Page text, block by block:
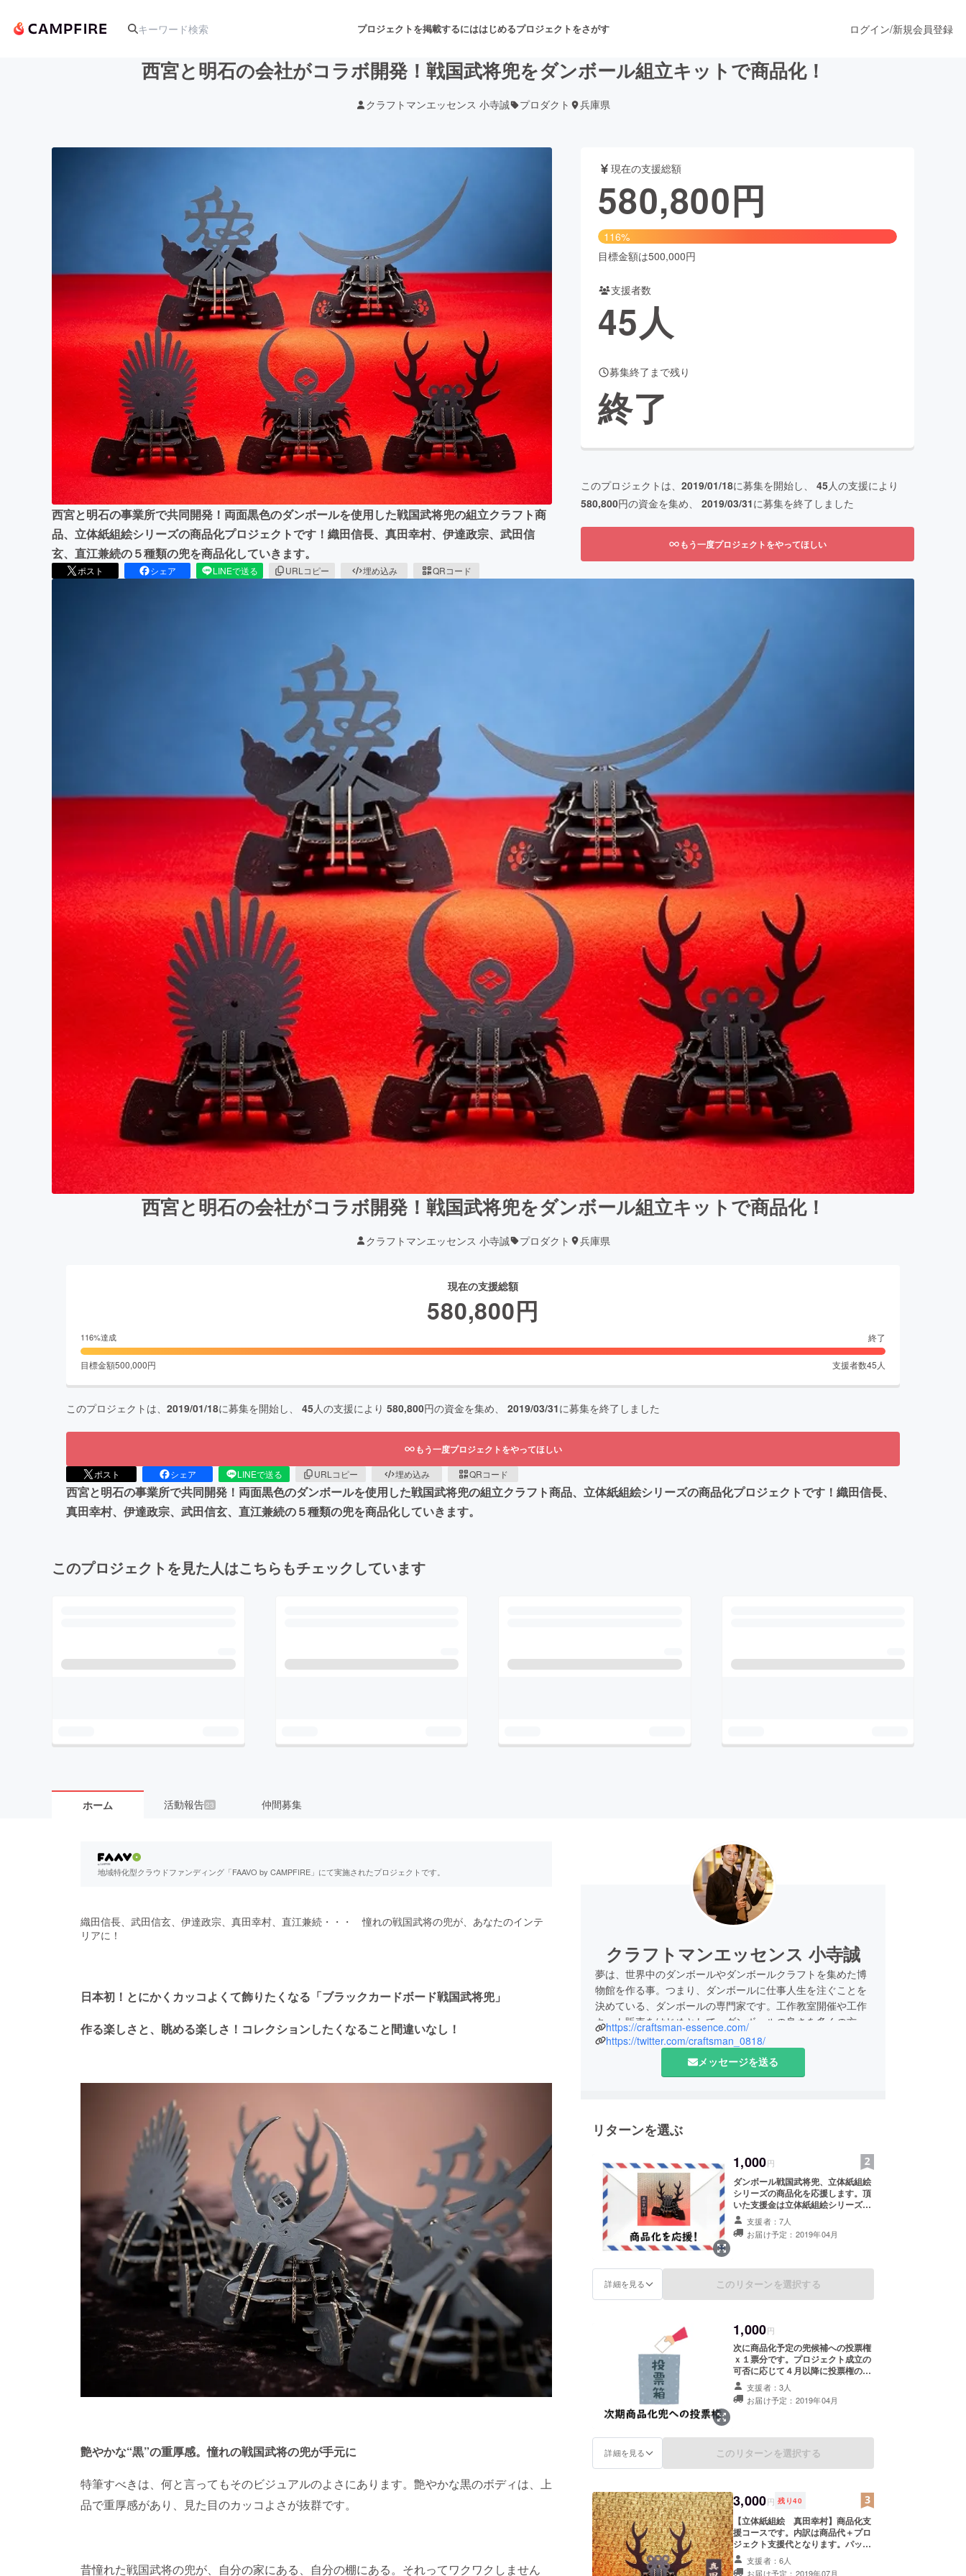
プロジェクトを掲載するにははじめるプロジェクトをさがす
舞台・パフォーマンス
テクノロジー・ガジェット ゲーム・サービス開発 ファッション
映像・映画 書籍・雑誌出版
ビジネス・起業 チャレンジ ビューティー・ヘルスケア
まちづくり・地域活性化
CAMPFIRE for Social Good
CAMPFIREふるさと納税machi-ya
ログイン/新規会員登録
西宮と明石の会社がコラボ開発！戦国武将兜をダンボール組立キットで商品化！
クラフトマンエッセンス 小寺誠 プロダクト 兵庫県
西宮と明石の事業所で共同開発！両面黒色のダンボールを使用した戦国武将兜の組立クラフト商
品、立体紙組絵シリーズの商品化プロジェクトです！織田信長、真田幸村、伊達政宗、武田信
玄、直江兼続の５種類の兜を商品化していきます。
ポスト シェア LINEで送る URLコピー 埋め込み QRコード
現在の支援総額
580,800円
116%
目標金額は500,000円
支援者数
45人
募集終了まで残り
終了
このプロジェクトは、 2019/01/18に募集を開始し、 45人の支援により
580,800円の資金を集め、 2019/03/31に募集を終了しました
もう一度プロジェクトをやってほしい
西宮と明石の会社がコラボ開発！戦国武将兜をダンボール組立キットで商品化！
クラフトマンエッセンス 小寺誠 プロダクト 兵庫県
現在の支援総額
580,800円
116%達成 終了
目標金額500,000円 支援者数45 人
このプロジェクトは、 2019/01/18に募集を開始し、 45人の支援により 580,800円の資金を集め、 2019/03/31に募集を終了しました
もう一度プロジェクトをやってほしい
ポスト シェア LINEで送る URLコピー 埋め込み QRコード
西宮と明石の事業所で共同開発！両面黒色のダンボールを使用した戦国武将兜の組立クラフト商品、立体紙組絵シリーズの商品化プロジェクトです！織田信長、
真田幸村、伊達政宗、武田信玄、直江兼続の５種類の兜を商品化していきます。
このプロジェクトを見た人はこちらもチェックしています
ホーム 活動報告23 仲間募集
地域特化型クラウドファンディング「FAAVO by CAMPFIRE」にて実施されたプロジェクトです。
織田信長、武田信玄、伊達政宗、真田幸村、直江兼続・・・ 憧れの戦国武将の兜が、あなたのインテ
リアに！
日本初！とにかくカッコよくて飾りたくなる「ブラックカードボード戦国武将兜」
作る楽しさと、眺める楽しさ！コレクションしたくなること間違いなし！
艶やかな“黒”の重厚感。憧れの戦国武将の兜が手元に
特筆すべきは、何と言ってもそのビジュアルのよさにあります。艶やかな黒のボディは、上
品で重厚感があり、見た目のカッコよさが抜群です。
昔憧れた戦国武将の兜が、自分の家にある、自分の棚にある。それってワクワクしません
クラフトマンエッセンス 小寺誠
夢は、世界中のダンボールやダンボールクラフトを集めた博
物館を作る事。つまり、ダンボールに仕事人生を注ぐことを
決めている、ダンボールの専門家です。工作教室開催や工作
キット販売をはじめとして、ダンボールの良さを多くの方に
知ってもらい、新たな視点で物事を見てもらったり、体験し
てもらうことを提供しています。
https://craftsman-essence.com/
https://twitter.com/craftsman_0818/
メッセージを送る
リターンを選ぶ
1,000円
ダンボール戦国武将兜、立体紙組絵
シリーズの商品化を応援します。頂
いた支援金は立体紙組絵シリーズの
商品化を中心に使用します。リター
ンとして御礼のメッセージ（E-mail
予定）を送らせて頂きます。上乗せ
支援者：7人
お届け予定：2019年04月
詳細を見る このリターンを選択する
1,000円
次に商品化予定の兜候補への投票権
ｘ１票分です。プロジェクト成立の
可否に応じて４月以降に投票権の送
付させをて頂きます。次期商品化予
定の兜は、【商品化予定兜一覧】の
投票数上位５種類の中から商品化致
直政、浅井長政、前田利家、長宗我
部元親、上杉謙信、大友宗麟、竹中
半兵衛、毛利元就、徳川家康、黒田
一豊、宇喜多秀家、藤堂高虎、源義
経、島津義久、後藤又兵衛、石田三
成、小笠原忠真、加藤清正
支援者：3人
お届け予定：2019年04月
詳細を見る このリターンを選択する
3,000円 残り40
【立体紙組絵 真田幸村】商品化支
援コースです。内訳は商品代＋プロ
ジェクト支援代となります。パッ
ケージサイズ：幅１１０ｍｍｘ長さ
２００ｍｍｘ厚み７ｍｍ 組立後サイ
支援者：6人
お届け予定：2019年07月